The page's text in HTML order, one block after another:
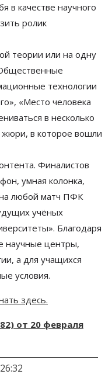
в качестве научного
ролик
теории или на одну
технологии
», «Место человека
в несколько
жюри, в которое вошли
Финалистов
умная колонка,
любой матч ПФК
учёных
». Благодаря
научные центры,
а для учащихся
условия.
здесь.
от 20 февраля